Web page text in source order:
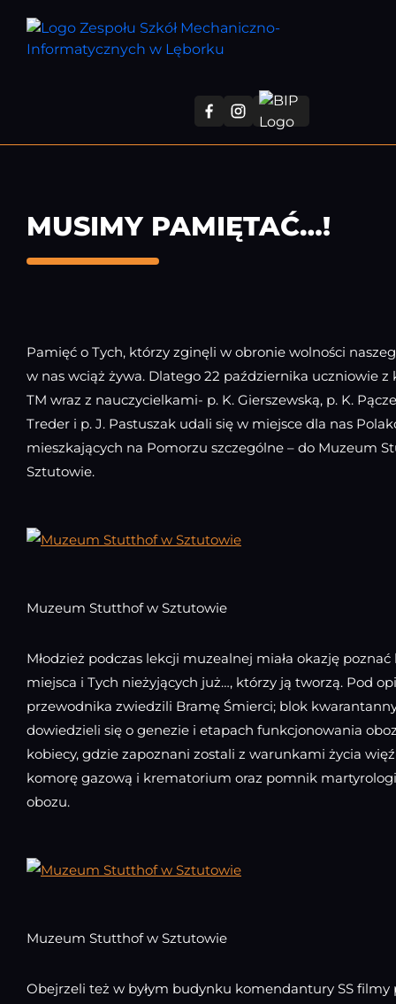
treści
MUSIMY PAMIĘTAĆ…!
Pamięć o Tych, którzy zginęli w obronie wolności
w nas wciąż żywa. Dlatego 22 października uczniowie z
TM wraz z nauczycielkami- p. K. Gierszewską, p. K.
Treder i p. J. Pastuszak udali się w miejsce dla nas
mieszkających na Pomorzu szczególne – do Muzeum
Sztutowie.
Muzeum Stutthof w Sztutowie
Młodzież podczas lekcji muzealnej miała okazję
miejsca i Tych nieżyjących już…, którzy ją tworzą. Pod
przewodnika zwiedzili Bramę Śmierci; blok
dowiedzieli się o genezie i etapach funkcjonowania
kobiecy, gdzie zapoznani zostali z warunkami życia
komorę gazową i krematorium oraz pomnik
obozu.
Muzeum Stutthof w Sztutowie
Obejrzeli też w byłym budynku komendantury SS filmy